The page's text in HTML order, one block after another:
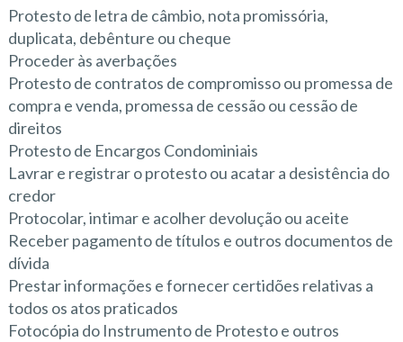
Protesto de letra de câmbio, nota promissória,
duplicata, debênture ou cheque
Proceder às averbações
Protesto de contratos de compromisso ou promessa de
compra e venda, promessa de cessão ou cessão de
direitos
Protesto de Encargos Condominiais
Lavrar e registrar o protesto ou acatar a desistência do
credor
Protocolar, intimar e acolher devolução ou aceite
Receber pagamento de títulos e outros documentos de
dívida
Prestar informações e fornecer certidões relativas a
todos os atos praticados
Fotocópia do Instrumento de Protesto e outros